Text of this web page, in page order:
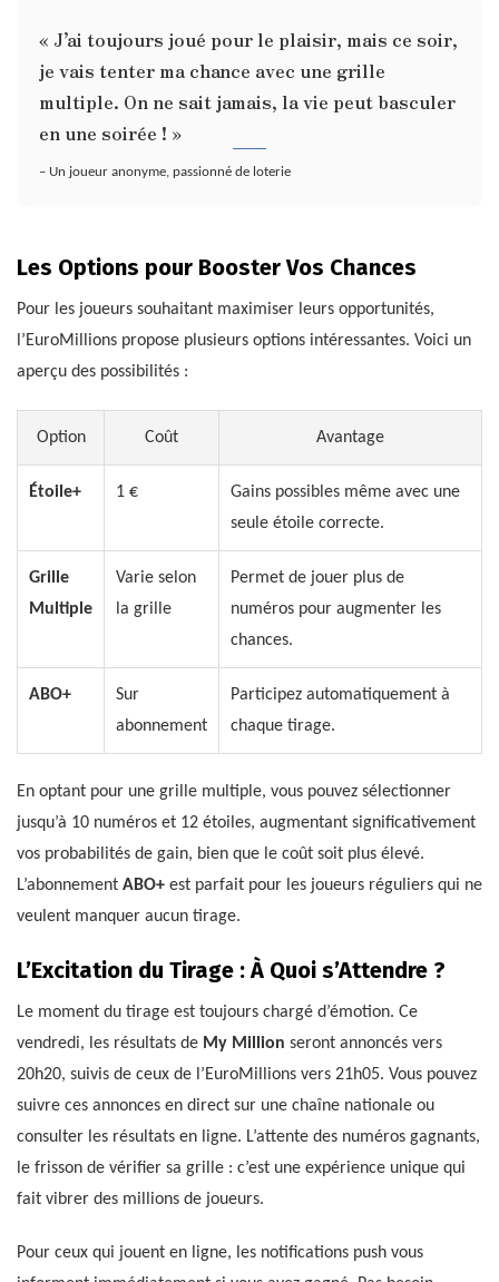
« J’ai toujours joué pour le plaisir, mais ce soir,
je vais tenter ma chance avec une grille
multiple. On ne sait jamais, la vie peut basculer
en une soirée ! »
– Un joueur anonyme, passionné de loterie
Les Options pour Booster Vos Chances
Pour les joueurs souhaitant maximiser leurs opportunités,
l’EuroMillions propose plusieurs options intéressantes. Voici un
aperçu des possibilités :
Option Coût Avantage
Étoile+ 1 €
Gains possibles même avec une
seule étoile correcte.
Grille
Multiple
Varie selon
la grille
Permet de jouer plus de
numéros pour augmenter les
chances.
ABO+
Sur
abonnement
Participez automatiquement à
chaque tirage.
En optant pour une grille multiple, vous pouvez sélectionner
jusqu’à 10 numéros et 12 étoiles, augmentant significativement
vos probabilités de gain, bien que le coût soit plus élevé.
L’abonnement ABO+ est parfait pour les joueurs réguliers qui ne
veulent manquer aucun tirage.
L’Excitation du Tirage : À Quoi s’Attendre ?
Le moment du tirage est toujours chargé d’émotion. Ce
vendredi, les résultats de My Million seront annoncés vers
20h20, suivis de ceux de l’EuroMillions vers 21h05. Vous pouvez
suivre ces annonces en direct sur une chaîne nationale ou
consulter les résultats en ligne. L’attente des numéros gagnants,
le frisson de vérifier sa grille : c’est une expérience unique qui
fait vibrer des millions de joueurs.
Pour ceux qui jouent en ligne, les notifications push vous